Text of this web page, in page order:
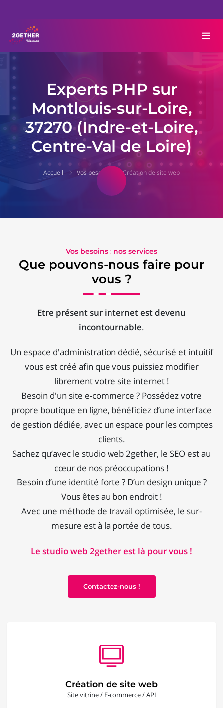
Experts PHP sur
Montlouis-sur-Loire,
37270 (Indre-et-Loire,
Centre-Val de Loire)
Accueil Vos besoins Création de site web
Vos besoins : nos services
Que pouvons-nous faire pour
vous ?
Etre présent sur internet est devenu
incontournable.
Un espace d'administration dédié, sécurisé et intuitif
vous est créé afin que vous puissiez modifier
librement votre site internet !
Besoin d'un site e-commerce ? Possédez votre
propre boutique en ligne, bénéficiez d’une interface
de gestion dédiée, avec un espace pour les comptes
clients.
Sachez qu’avec le studio web 2gether, le SEO est au
cœur de nos préoccupations !
Besoin d’une identité forte ? D’un design unique ?
Vous êtes au bon endroit !
Avec une méthode de travail optimisée, le sur-
mesure est à la portée de tous.
Le studio web 2gether est là pour vous !
Contactez-nous !
Création de site web
Site vitrine / E-commerce / API